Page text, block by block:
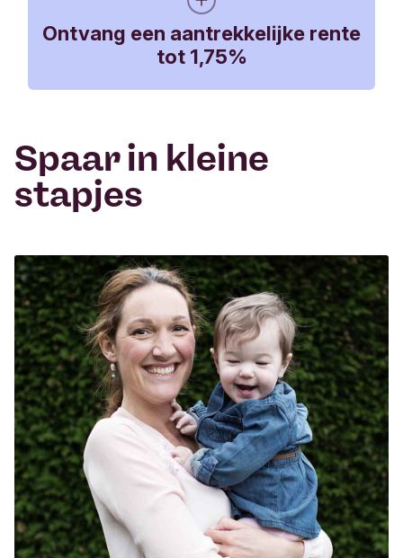
Ontvang een aantrekkelijke rente
tot 1,75%
De rente op het Kinder Toekomst Plan bestaat uit
2 delen: basisrente en bonusrente. De basisrente is
variabel en bedraagt op dit moment 1,55% (per
ontvangt je kind daarnaast bonusrente. De
bonusrente wordt 1 keer per jaar op 1 januari
vastgesteld en bedraagt op dit moment 0,20%.
Spaar in kleine
stapjes